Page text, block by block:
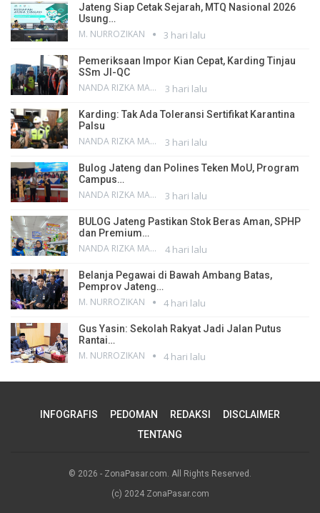
Jateng Siap Cetak Sejarah, MTQ Nasional 2026
Usung…
M. NURROZIKAN 3 hari lalu
Pemeriksaan Impor Kian Cepat, Karding Tinjau
SSm JI-QC
NANDA RIZKA MAHENDRA 3 hari lalu
Karding: Tak Ada Toleransi Sertifikat Karantina
Palsu
NANDA RIZKA MAHENDRA 3 hari lalu
Bulog Jateng dan Polines Teken MoU, Program
Campus…
NANDA RIZKA MAHENDRA 3 hari lalu
BULOG Jateng Pastikan Stok Beras Aman, SPHP
dan Premium…
NANDA RIZKA MAHENDRA 4 hari lalu
Belanja Pegawai di Bawah Ambang Batas,
Pemprov Jateng…
M. NURROZIKAN 4 hari lalu
Gus Yasin: Sekolah Rakyat Jadi Jalan Putus
Rantai…
M. NURROZIKAN 4 hari lalu
INFOGRAFIS PEDOMAN REDAKSI
DISCLAIMER
TENTANG
© 2026 - ZonaPasar.com. All Rights Reserved.
(c) 2024 ZonaPasar.com